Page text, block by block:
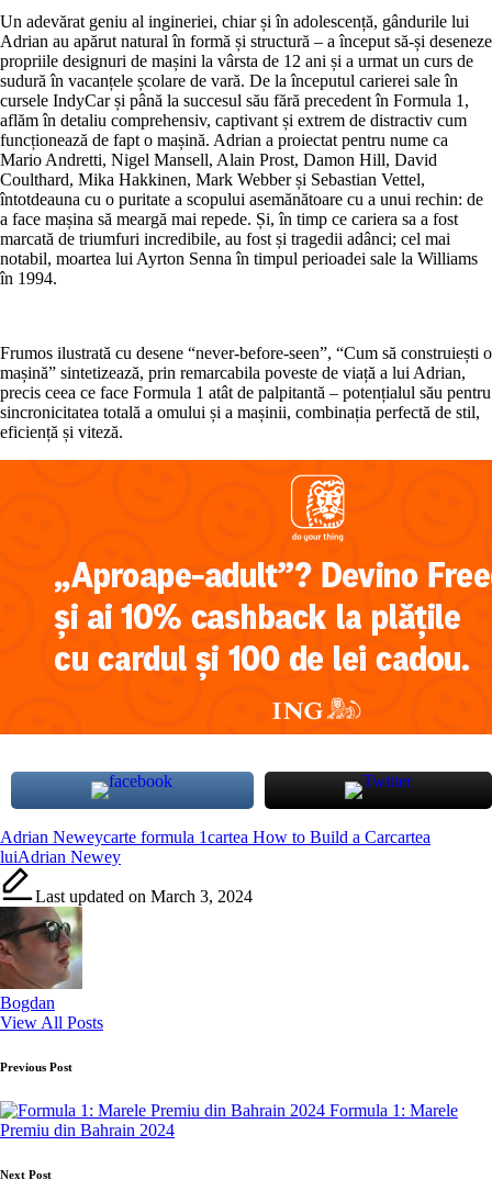
Un adevărat geniu al ingineriei, chiar și în adolescență, gândurile lui
Adrian au apărut natural în formă și structură – a început să-și deseneze
propriile designuri de mașini la vârsta de 12 ani și a urmat un curs de
sudură în vacanțele școlare de vară. De la începutul carierei sale în
cursele IndyCar și până la succesul său fără precedent în Formula 1,
aflăm în detaliu comprehensiv, captivant și extrem de distractiv cum
funcționează de fapt o mașină. Adrian a proiectat pentru nume ca
Mario Andretti, Nigel Mansell, Alain Prost, Damon Hill, David
Coulthard, Mika Hakkinen, Mark Webber și Sebastian Vettel,
întotdeauna cu o puritate a scopului asemănătoare cu a unui rechin: de
a face mașina să meargă mai repede. Și, în timp ce cariera sa a fost
marcată de triumfuri incredibile, au fost și tragedii adânci; cel mai
notabil, moartea lui Ayrton Senna în timpul perioadei sale la Williams
în 1994.
Frumos ilustrată cu desene “never-before-seen”, “Cum să construiești o
mașină” sintetizează, prin remarcabila poveste de viață a lui Adrian,
precis ceea ce face Formula 1 atât de palpitantă – potențialul său pentru
sincronicitatea totală a omului și a mașinii, combinația perfectă de stil,
eficiență și viteză.
Tags:
Adrian Neweycarte formula 1cartea How to Build a Carcartea
luiAdrian Newey
Last updated on March 3, 2024
Bogdan
View All Posts
Post
navigation
Previous Post
Formula 1: Marele
Premiu din Bahrain 2024
Next Post